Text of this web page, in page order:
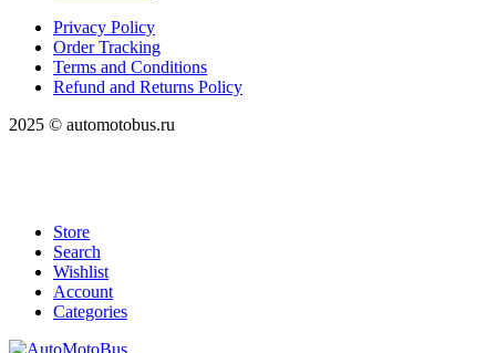
Privacy Policy
Order Tracking
Terms and Conditions
Refund and Returns Policy
2025 © automotobus.ru
Store
Search
Wishlist
Account
Categories